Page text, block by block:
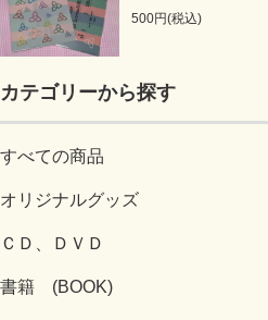
500円(税込)
カテゴリーから探す
すべての商品
オリジナルグッズ
ＣＤ、ＤＶＤ
書籍 (BOOK)